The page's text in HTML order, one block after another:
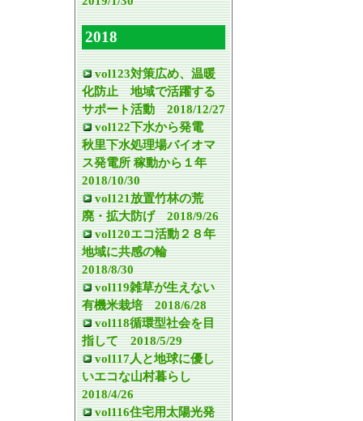
2018
vol123対策広め、温暖
化防止 地域で活躍する
サポート活動 2018/12/27
vol122下水から発電
秋里下水処理場バイオマ
ス発電所 稼動から１年
2018/10/30
vol121放置竹林の荒
廃・拡大防げ 2018/9/26
vol120エコ活動２８年
地域に共感の輪
2018/8/30
vol119雑草が生えない
有機米栽培 2018/6/28
vol118循環型社会を目
指して 2018/5/29
vol117人と地球に優し
いエコな山村暮らし
2018/4/26
vol116住宅用太陽光発